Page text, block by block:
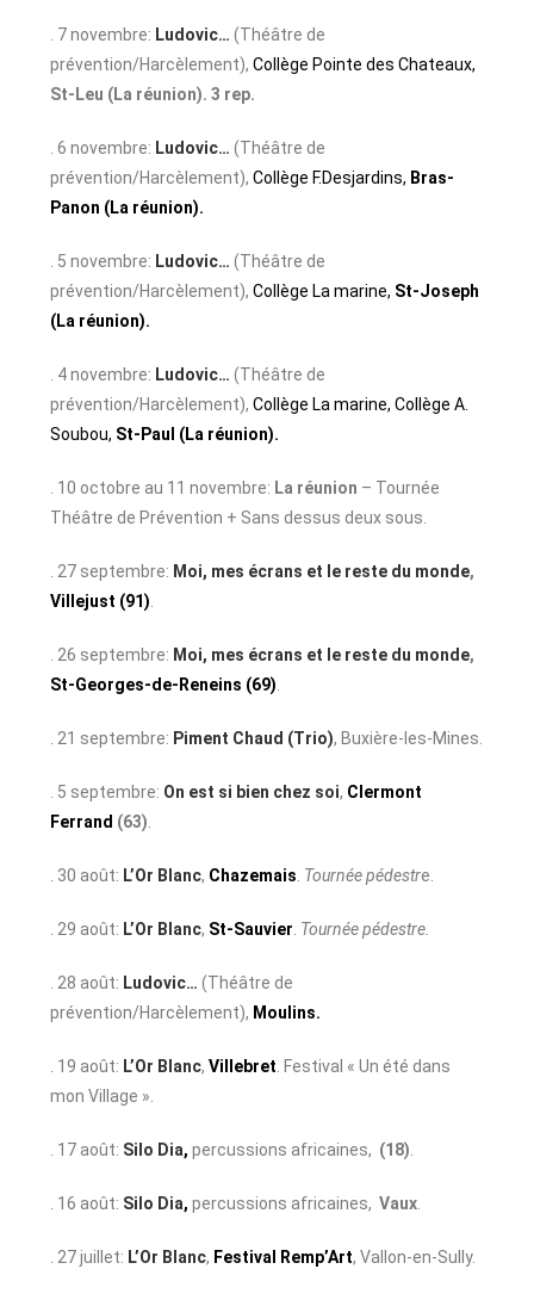
. 7 novembre: Ludovic… (Théâtre de
prévention/Harcèlement),Collège Pointe des Chateaux,
St-Leu (La réunion). 3 rep.
. 6 novembre: Ludovic… (Théâtre de
prévention/Harcèlement),Collège F.Desjardins, Bras-
Panon (La réunion).
. 5 novembre: Ludovic… (Théâtre de
prévention/Harcèlement),Collège La marine, St-Joseph
(La réunion).
. 4 novembre: Ludovic… (Théâtre de
prévention/Harcèlement),Collège La marine, Collège A.
Soubou, St-Paul (La réunion).
. 10 octobre au 11 novembre: La réunion – Tournée
Théâtre de Prévention + Sans dessus deux sous.
. 27 septembre: Moi, mes écrans et le reste du monde,
Villejust (91)
. 26 septembre: Moi, mes écrans et le reste du monde,
St-Georges-de-Reneins (69)
. 21 septembre: Piment Chaud (Trio), Buxière-les-Mines.
. 5 septembre: On est si bien chez soi, Clermont
Ferrand (63)
. 30 août: L’Or Blanc, Chazemais Tournée pédestre.
. 29 août: L’Or Blanc, St-Sauvier Tournée pédestre.
. 28 août: Ludovic… (Théâtre de
prévention/Harcèlement), Moulins.
. 19 août: L’Or Blanc,Villebret . Festival « Un été dans
mon Village ».
. 17 août: Silo Dia,percussions africaines, (18)
. 16 août: Silo Dia,percussions africaines, Vaux
. 27 juillet: L’Or Blanc, Festival Remp’Art, Vallon-en-Sully.